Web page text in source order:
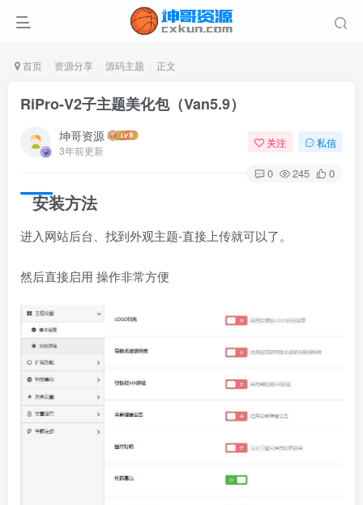
首页 资源分享 源码主题 正文
RiPro-V2子主题美化包（Van5.9）
坤哥资源
3年前更新
关注 私信
0 245 0
安装方法
进入网站后台、找到外观主题-直接上传就可以了。
然后直接启用 操作非常方便